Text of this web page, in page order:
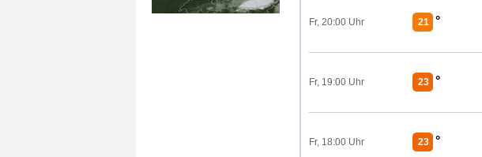
Fr, 20:00 Uhr 21 °
Fr, 19:00 Uhr 23 °
Fr, 18:00 Uhr 23 °